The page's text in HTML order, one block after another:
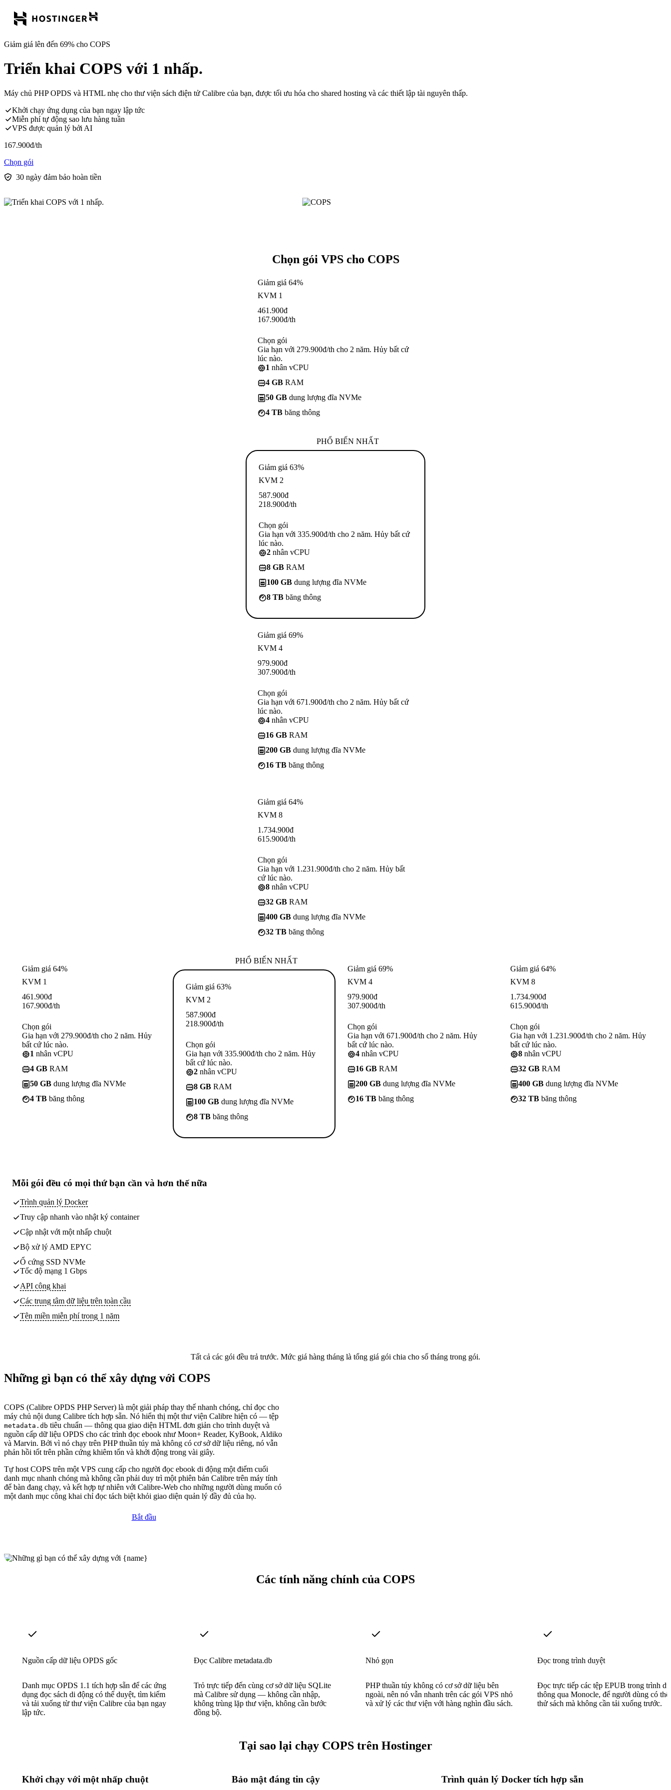
Giảm giá lên đến 69% cho COPS
Triển khai COPS với 1 nhấp.
Máy chủ PHP OPDS và HTML nhẹ cho thư viện sách điện tử Calibre của bạn, được tối ưu hóa cho shared hosting và các thiết lập tài nguyên thấp.
Khởi chạy ứng dụng của bạn ngay lập tức
Miễn phí tự động sao lưu hàng tuần
VPS được quản lý bởi AI
167.900đ/th
Chọn gói
30 ngày đảm bảo hoàn tiền
Chọn gói VPS cho COPS
Giảm giá 64%
KVM 1
461.900đ
167.900đ/th
Chọn gói
Gia hạn với 279.900đ/th cho 2 năm. Hủy bất cứ
lúc nào.
1 nhân vCPU
4 GB RAM
50 GB dung lượng đĩa NVMe
4 TB băng thông
PHỔ BIẾN NHẤT
Giảm giá 63%
KVM 2
587.900đ
218.900đ/th
Chọn gói
Gia hạn với 335.900đ/th cho 2 năm. Hủy bất cứ
lúc nào.
2 nhân vCPU
8 GB RAM
100 GB dung lượng đĩa NVMe
8 TB băng thông
Giảm giá 69%
KVM 4
979.900đ
307.900đ/th
Chọn gói
Gia hạn với 671.900đ/th cho 2 năm. Hủy bất cứ
lúc nào.
4 nhân vCPU
16 GB RAM
200 GB dung lượng đĩa NVMe
16 TB băng thông
Giảm giá 64%
KVM 8
1.734.900đ
615.900đ/th
Chọn gói
Gia hạn với 1.231.900đ/th cho 2 năm. Hủy bất
cứ lúc nào.
8 nhân vCPU
32 GB RAM
400 GB dung lượng đĩa NVMe
32 TB băng thông
Giảm giá 64%
KVM 1
461.900đ
167.900đ/th
Chọn gói
Gia hạn với 279.900đ/th cho 2 năm. Hủy
bất cứ lúc nào.
1 nhân vCPU
4 GB RAM
50 GB dung lượng đĩa NVMe
4 TB băng thông
PHỔ BIẾN NHẤT
Giảm giá 63%
KVM 2
587.900đ
218.900đ/th
Chọn gói
Gia hạn với 335.900đ/th cho 2 năm. Hủy
bất cứ lúc nào.
2 nhân vCPU
8 GB RAM
100 GB dung lượng đĩa NVMe
8 TB băng thông
Giảm giá 69%
KVM 4
979.900đ
307.900đ/th
Chọn gói
Gia hạn với 671.900đ/th cho 2 năm. Hủy
bất cứ lúc nào.
4 nhân vCPU
16 GB RAM
200 GB dung lượng đĩa NVMe
16 TB băng thông
Giảm giá 64%
KVM 8
1.734.900đ
615.900đ/th
Chọn gói
Gia hạn với 1.231.900đ/th cho 2 năm. Hủy
bất cứ lúc nào.
8 nhân vCPU
32 GB RAM
400 GB dung lượng đĩa NVMe
32 TB băng thông
Mỗi gói đều có mọi thứ bạn cần và hơn thế nữa
Trình quản lý Docker
Truy cập nhanh vào nhật ký container
Cập nhật với một nhấp chuột
Bộ xử lý AMD EPYC
Ổ cứng SSD NVMe
Tốc độ mạng 1 Gbps
API công khai
Các trung tâm dữ liệu trên toàn cầu
Tên miền miễn phí trong 1 năm
Tất cả các gói đều trả trước. Mức giá hàng tháng là tổng giá gói chia cho số tháng trong gói.
Những gì bạn có thể xây dựng với COPS
COPS (Calibre OPDS PHP Server) là một giải pháp thay thế nhanh chóng, chỉ đọc cho
máy chủ nội dung Calibre tích hợp sẵn. Nó hiển thị một thư viện Calibre hiện có — tệp
metadata.db tiêu chuẩn — thông qua giao diện HTML đơn giản cho trình duyệt và
nguồn cấp dữ liệu OPDS cho các trình đọc ebook như Moon+ Reader, KyBook, Aldiko
và Marvin. Bởi vì nó chạy trên PHP thuần túy mà không có cơ sở dữ liệu riêng, nó vẫn
phản hồi tốt trên phần cứng khiêm tốn và khởi động trong vài giây.
Tự host COPS trên một VPS cung cấp cho người đọc ebook di động một điểm cuối
danh mục nhanh chóng mà không cần phải duy trì một phiên bản Calibre trên máy tính
để bàn đang chạy, và kết hợp tự nhiên với Calibre-Web cho những người dùng muốn có
một danh mục công khai chỉ đọc tách biệt khỏi giao diện quản lý đầy đủ của họ.
Bắt đầu
Các tính năng chính của COPS
Nguồn cấp dữ liệu OPDS gốc
Danh mục OPDS 1.1 tích hợp sẵn để các ứng
dụng đọc sách di động có thể duyệt, tìm kiếm
và tải xuống từ thư viện Calibre của bạn ngay
lập tức.
Đọc Calibre metadata.db
Trỏ trực tiếp đến cùng cơ sở dữ liệu SQLite
mà Calibre sử dụng — không cần nhập,
không trùng lặp thư viện, không cần bước
đồng bộ.
Nhỏ gọn
PHP thuần túy không có cơ sở dữ liệu bên
ngoài, nên nó vẫn nhanh trên các gói VPS nhỏ
và xử lý các thư viện với hàng nghìn đầu sách.
Đọc trong trình duyệt
Đọc trực tiếp các tệp EPUB trong trình
thông qua Monocle, để người dùng có thể
thử sách mà không cần tải xuống trước.
Tại sao lại chạy COPS trên Hostinger
Khởi chạy với một nhấp chuột Bảo mật đáng tin cậy Trình quản lý Docker tích hợp sẵn